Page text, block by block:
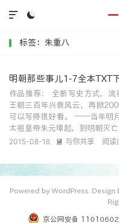


标签：朱重八
明朝那些事儿1-7全本TXT
作品推荐： 全新写史方式，
王朝三百年兴衰风云，再掀
可以写得很好看。 ——当年明
太祖皇帝朱元璋起，到明朝灭亡
2015-08-16  与你共享 阅读(
Powered by WordPress.
京公网安备